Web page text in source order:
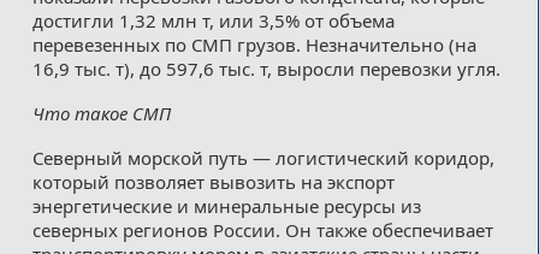
достигли 1,32 млн т, или 3,5% от объема
перевезенных по СМП грузов. Незначительно (на
16,9 тыс. т), до 597,6 тыс. т, выросли перевозки угля.
Что такое СМП
Северный морской путь — логистический коридор,
который позволяет вывозить на экспорт
энергетические и минеральные ресурсы из
северных регионов России. Он также обеспечивает